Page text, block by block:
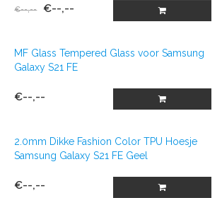
€--,-- €--,--
MF Glass Tempered Glass voor Samsung
Galaxy S21 FE
€--,--
2.0mm Dikke Fashion Color TPU Hoesje
Samsung Galaxy S21 FE Geel
€--,--